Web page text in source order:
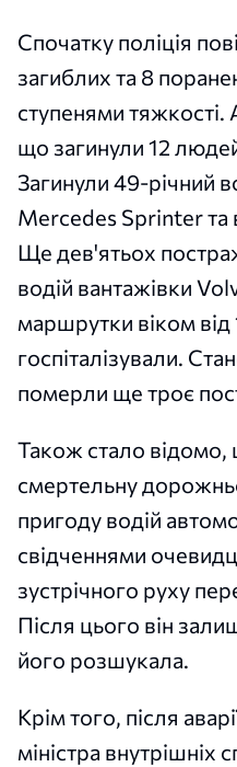
Спочатку поліція
загиблих та 8
ступенями
що загинули 12
Загинули 49-річний
Mercedes Sprinter та
Ще дев'ятьох
водій вантажівки
маршрутки віком від
госпіталізували.
померли ще троє
Також стало відомо,
смертельну
пригоду водій
свідченнями
зустрічного руху
Після цього він
його розшукала.
Крім того, після
міністра внутрішніх